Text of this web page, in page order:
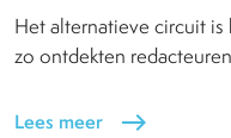
Het alternatieve circuit
zo ontdekten
Lees meer east